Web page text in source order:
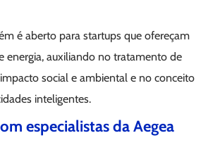
é aberto para startups que ofereçam
energia, auxiliando no tratamento de
social e ambiental e no conceito
inteligentes.
especialistas da Aegea